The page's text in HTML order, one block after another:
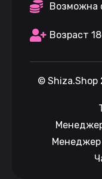
Возможна
Возраст
© Shiza.Shop